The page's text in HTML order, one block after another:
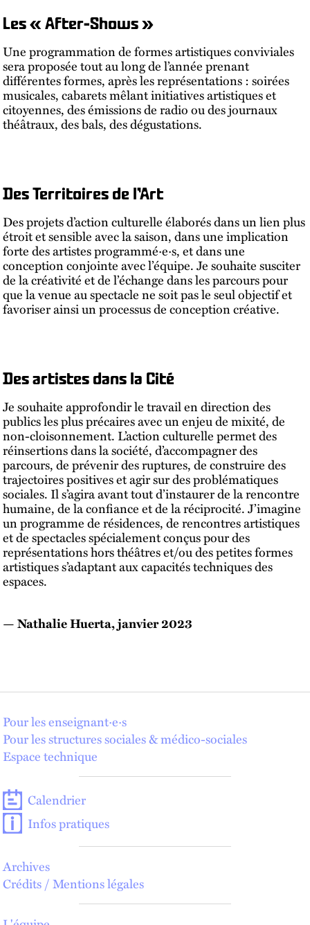
Les « After-Shows »
Une programmation de formes artistiques conviviales
sera proposée tout au long de l’année prenant
différentes formes, après les représentations : soirées
musicales, cabarets mêlant initiatives artistiques et
citoyennes, des émissions de radio ou des journaux
théâtraux, des bals, des dégustations.
Des Territoires de l’Art
Des projets d’action culturelle élaborés dans un lien plus
étroit et sensible avec la saison, dans une implication
forte des artistes programmé·e·s, et dans une
conception conjointe avec l’équipe. Je souhaite susciter
de la créativité et de l’échange dans les parcours pour
que la venue au spectacle ne soit pas le seul objectif et
favoriser ainsi un processus de conception créative.
Des artistes dans la Cité
Je souhaite approfondir le travail en direction des
publics les plus précaires avec un enjeu de mixité, de
non-cloisonnement. L’action culturelle permet des
réinsertions dans la société, d’accompagner des
parcours, de prévenir des ruptures, de construire des
trajectoires positives et agir sur des problématiques
sociales. Il s’agira avant tout d’instaurer de la rencontre
humaine, de la confiance et de la réciprocité. J’imagine
un programme de résidences, de rencontres artistiques
et de spectacles spécialement conçus pour des
représentations hors théâtres et/ou des petites formes
artistiques s’adaptant aux capacités techniques des
espaces.
— Nathalie Huerta, janvier 2023
Pour les enseignant·e·s
Pour les structures sociales & médico-sociales
Espace technique
Calendrier
Infos pratiques
Archives
Crédits / Mentions légales